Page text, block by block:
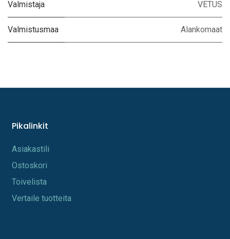
Valmistaja VETUS
Valmistusmaa Alankomaat
Pikalinkit
A​s​iakastili
Os​toskori
Toi​velista
Vertaile tuotteita